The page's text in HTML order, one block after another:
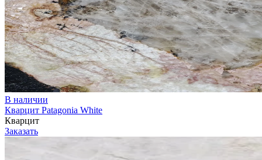
В наличии
Кварцит Patagonia White
Кварцит
Заказать